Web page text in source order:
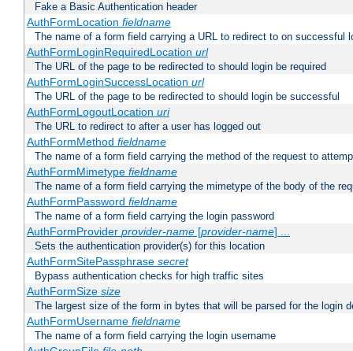
Fake a Basic Authentication header
AuthFormLocation fieldname
The name of a form field carrying a URL to redirect to on successful
AuthFormLoginRequiredLocation url
The URL of the page to be redirected to should login be required
AuthFormLoginSuccessLocation url
The URL of the page to be redirected to should login be successful
AuthFormLogoutLocation uri
The URL to redirect to after a user has logged out
AuthFormMethod fieldname
The name of a form field carrying the method of the request to
AuthFormMimetype fieldname
The name of a form field carrying the mimetype of the body of the
AuthFormPassword fieldname
The name of a form field carrying the login password
AuthFormProvider provider-name[provider-name] ...
Sets the authentication provider(s) for this location
AuthFormSitePassphrase secret
Bypass authentication checks for high traffic sites
AuthFormSize size
The largest size of the form in bytes that will be parsed for the login
AuthFormUsername fieldname
The name of a form field carrying the login username